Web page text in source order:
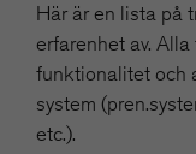
Här är en lista på
erfarenhet av.
funktionalitet och
system
etc.).